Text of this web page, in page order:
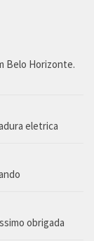
Belo Horizonte.
eletrica
obrigada